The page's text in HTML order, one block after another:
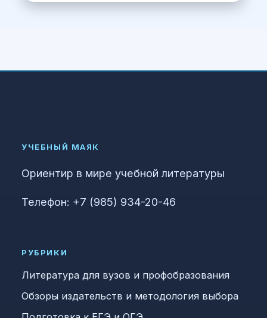
УЧЕБНЫЙ МАЯК
Ориентир в мире учебной литературы
Телефон: +7 (985) 934-20-46
РУБРИКИ
Литература для вузов и профобразования
Обзоры издательств и методология выбора